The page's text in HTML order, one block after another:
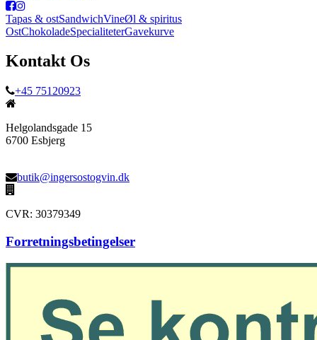
Tapas & ostSandwichVineØl & spiritus
OstChokoladeSpecialiteterGavekurve
Kontakt Os
+45 75120923
Helgolandsgade 15
6700 Esbjerg
butik@ingersostogvin.dk
CVR: 30379349
Forretningsbetingelser